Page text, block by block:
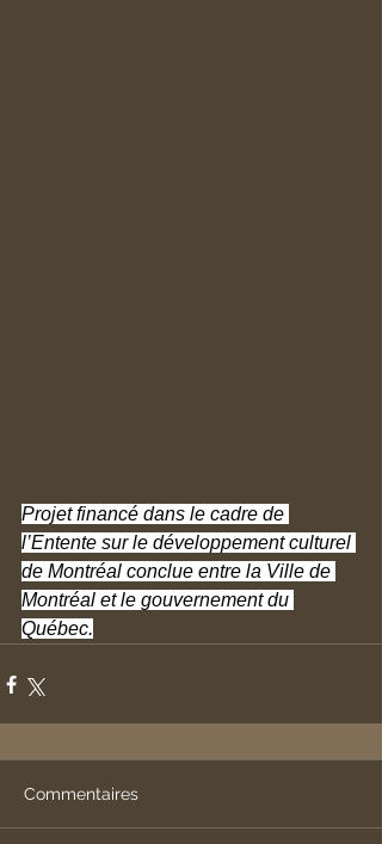
Projet financé dans le cadre de
l’Entente sur le développement culturel
de Montréal conclue entre la Ville de
Montréal et le gouvernement du
Québec.
Commentaires